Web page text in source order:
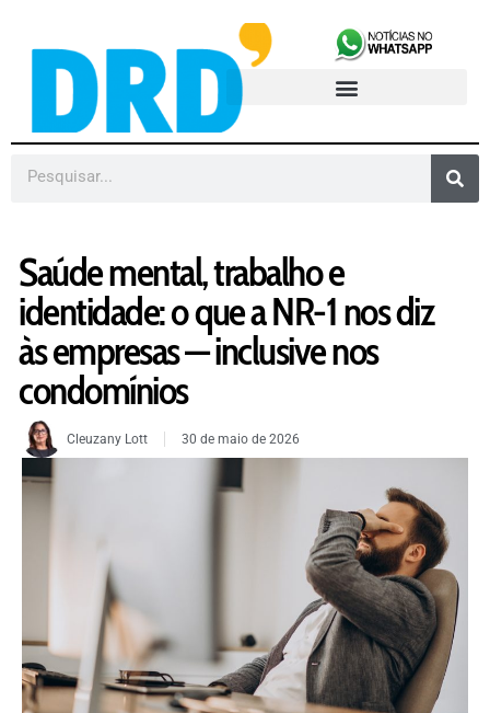
Saúde mental, trabalho e
identidade: o que a NR-1 nos diz
às empresas — inclusive nos
condomínios
Cleuzany Lott 30 de maio de 2026